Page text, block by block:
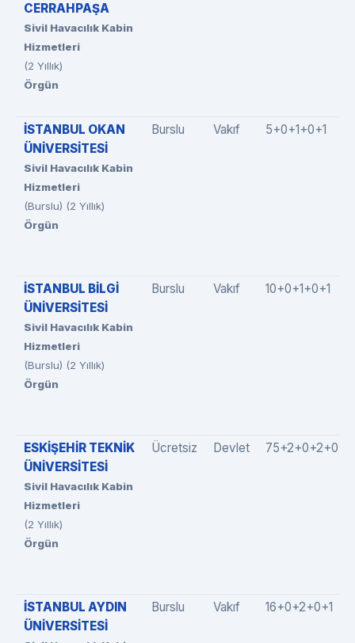
CERRAHPAŞA
Sivil Havacılık Kabin
Hizmetleri
(2 Yıllık)
Örgün
İSTANBUL OKAN
ÜNİVERSİTESİ
Sivil Havacılık Kabin
Hizmetleri
(Burslu) (2 Yıllık)
Örgün
Burslu Vakıf 5+0+1+0+1
İSTANBUL BİLGİ
ÜNİVERSİTESİ
Sivil Havacılık Kabin
Hizmetleri
(Burslu) (2 Yıllık)
Örgün
Burslu Vakıf 10+0+1+0+1
ESKİŞEHİR TEKNİK
ÜNİVERSİTESİ
Sivil Havacılık Kabin
Hizmetleri
(2 Yıllık)
Örgün
Ücretsiz Devlet 75+2+0+2+0
İSTANBUL AYDIN
ÜNİVERSİTESİ
Burslu Vakıf 16+0+2+0+1